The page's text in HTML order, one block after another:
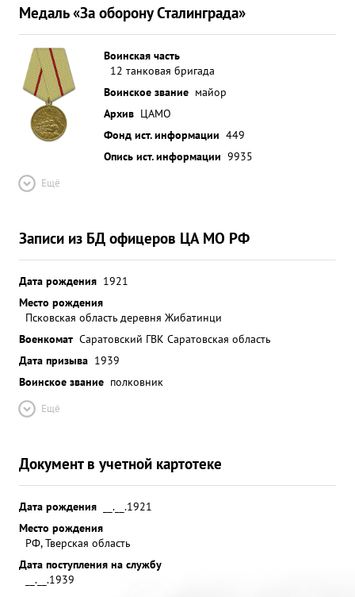
Медаль «За оборону Сталинграда»
Воинская часть
12 танковая бригада
Воинское звание майор
Архив ЦАМО
Фонд ист. информации 449
Опись ист. информации 9935
Ещё
Записи из БД офицеров ЦА МО РФ
Дата рождения 1921
Место рождения
Псковская область деревня Жибатинци
Военкомат Саратовский ГВК Саратовская область
Дата призыва 1939
Воинское звание полковник
Ещё
Документ в учетной картотеке
Дата рождения
__.__.1921
Место рождения
РФ, Тверская область
Дата поступления на службу
__.__.1939